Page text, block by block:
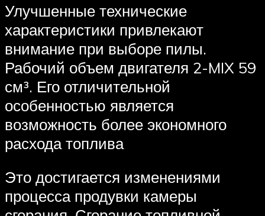
Улучшенные технические
характеристики привлекают
внимание при выборе пилы.
Рабочий объем двигателя 2-MIX 59
см³. Его отличительной
особенностью является
возможность более экономного
расхода топлива
Это достигается изменениями
процесса продувки камеры